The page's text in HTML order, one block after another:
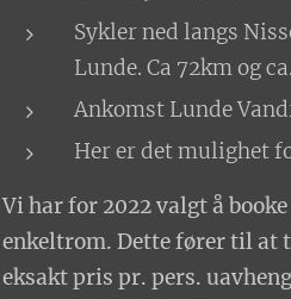
Sykler ned langs
Lunde. Ca 72km og
Ankomst Lunde
Her er det mulighet
Vi har for 2022 valgt å
enkeltrom. Dette fører til at
eksakt pris pr. pers.